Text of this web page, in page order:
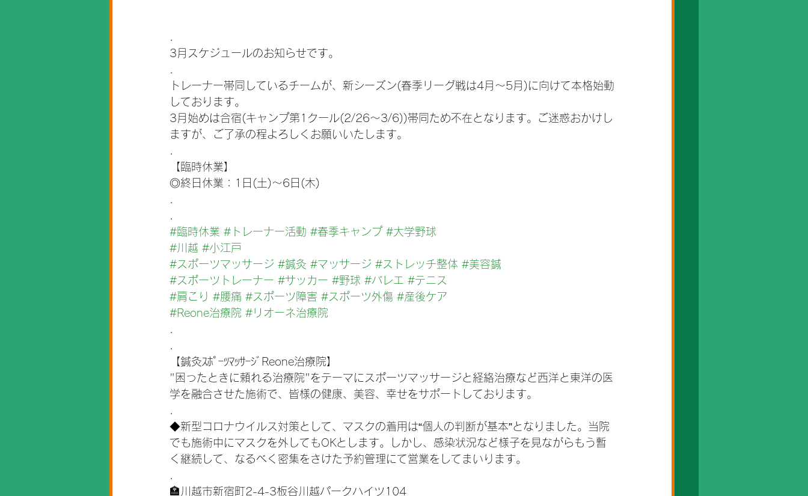
3月スケジュールのお知らせです。
トレーナー帯同しているチームが、新シーズン(春季リーグ戦は4月～5月)に向けて本格始動
しております。
3月始めは合宿(キャンプ第1クール(2/26～3/6))帯同ため不在となります。ご迷惑おかけし
ますが、ご了承の程よろしくお願いいたします。
【臨時休業】
◎終日休業：1日(土)～6日(木)
#臨時休業 #トレーナー活動 #春季キャンプ #大学野球
#川越 #小江戸
#スポーツマッサージ #鍼灸 #マッサージ #ストレッチ整体 #美容鍼
#スポーツトレーナー #サッカー #野球 #バレエ #テニス
#肩こり #腰痛 #スポーツ障害 #スポーツ外傷 #産後ケア
#Reone治療院 #リオーネ治療院
【鍼灸ｽﾎﾟｰﾂﾏｯｻｰｼﾞReone治療院】
"困ったときに頼れる治療院"をテーマにスポーツマッサージと経絡治療など西洋と東洋の医
学を融合させた施術で、皆様の健康、美容、幸せをサポートしております。
◆新型コロナウイルス対策として、マスクの着用は“個人の判断が基本”となりました。当院
でも施術中にマスクを外してもOKとします。しかし、感染状況など様子を見ながらもう暫
く継続して、なるべく密集をさけた予約管理にて営業をしてまいります。
🏣川越市新宿町2-4-3板谷川越パークハイツ104